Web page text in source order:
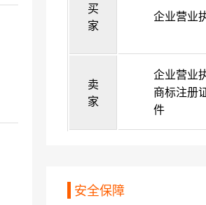
买
家
企业营业
卖
家
企业营业
商标注册
件
安全保障